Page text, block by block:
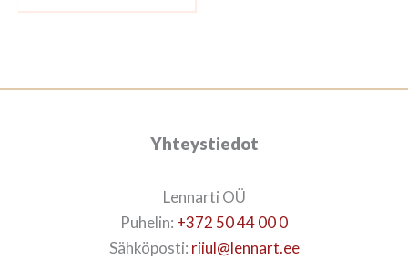
Yhteystiedot
Lennarti OÜ
Puhelin: +372 50 44 00 0
Sähköposti: riiul@lennart.ee